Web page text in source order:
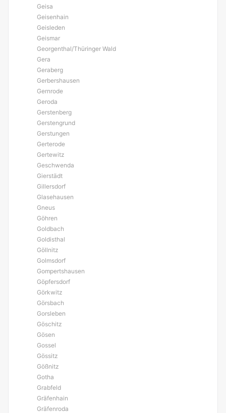
Geisa
Geisenhain
Geisleden
Geismar
Georgenthal/Thüringer Wald
Gera
Geraberg
Gerbershausen
Gernrode
Geroda
Gerstenberg
Gerstengrund
Gerstungen
Gerterode
Gertewitz
Geschwenda
Gierstädt
Gillersdorf
Glasehausen
Gneus
Göhren
Goldbach
Goldisthal
Göllnitz
Golmsdorf
Gompertshausen
Göpfersdorf
Görkwitz
Görsbach
Gorsleben
Göschitz
Gösen
Gossel
Gössitz
Gößnitz
Gotha
Grabfeld
Gräfenhain
Gräfenroda